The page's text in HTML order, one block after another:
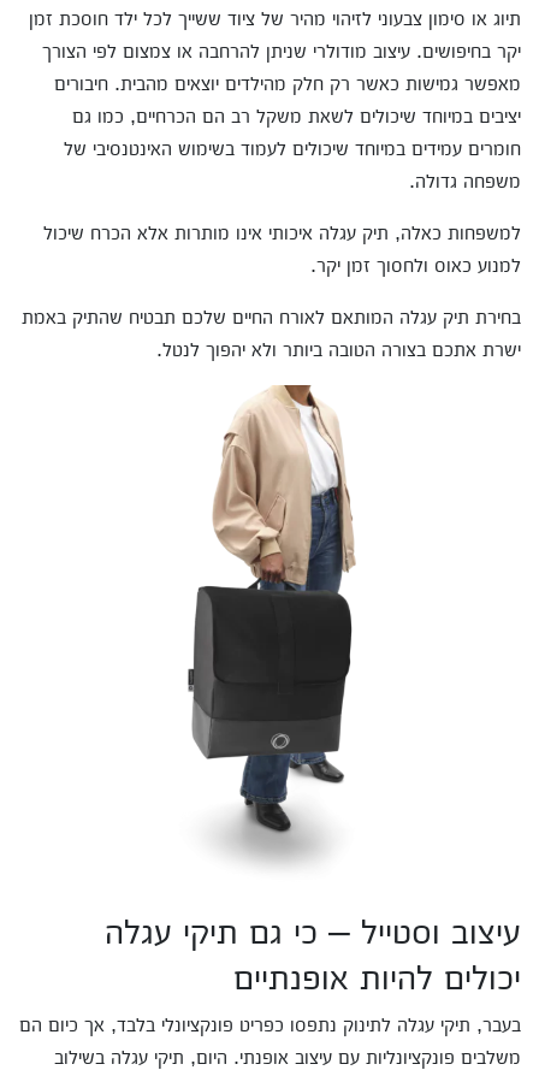
תיוג או סימון צבעוני לזיהוי מהיר של ציוד ששייך לכל ילד חוסכת זמן
יקר בחיפושים. עיצוב מודולרי שניתן להרחבה או צמצום לפי הצורך
מאפשר גמישות כאשר רק חלק מהילדים יוצאים מהבית. חיבורים
יציבים במיוחד שיכולים לשאת משקל רב הם הכרחיים, כמו גם
חומרים עמידים במיוחד שיכולים לעמוד בשימוש האינטנסיבי של
משפחה גדולה.
למשפחות כאלה, תיק עגלה איכותי אינו מותרות אלא הכרח שיכול
למנוע כאוס ולחסוך זמן יקר.
בחירת תיק עגלה המותאם לאורח החיים שלכם תבטיח שהתיק באמת
ישרת אתכם בצורה הטובה ביותר ולא יהפוך לנטל.
עיצוב וסטייל – כי גם תיקי עגלה
יכולים להיות אופנתיים
בעבר, תיקי עגלה לתינוק נתפסו כפריט פונקציונלי בלבד, אך כיום הם
משלבים פונקציונליות עם עיצוב אופנתי. היום, תיקי עגלה בשילוב